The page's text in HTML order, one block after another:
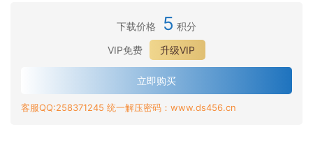
下载价格 5 积分
VIP免费
升级VIP
立即购买
客服QQ:258371245 统一解压密码：www.ds456.cn